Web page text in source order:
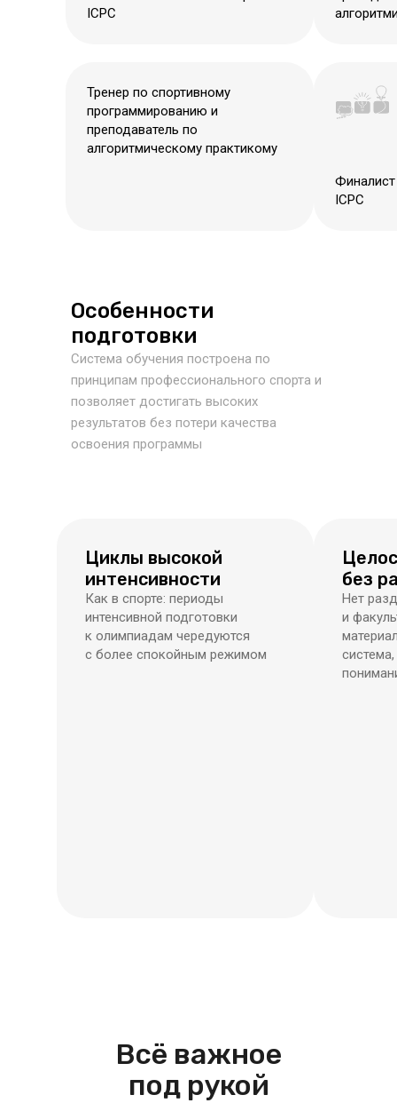
ICPC
Тренер по спортивному
программированию и
преподаватель по
алгоритмическому практикому
ICPC
Особенности
подготовки
Система обучения построена по
принципам профессионального спорта и
позволяет достигать высоких
результатов без потери качества
освоения программы
Циклы высокой
интенсивности
Как в спорте: периоды
интенсивной подготовки
к олимпиадам чередуются
с более спокойным режимом
без
Нет
и
Всё важное
под рукой